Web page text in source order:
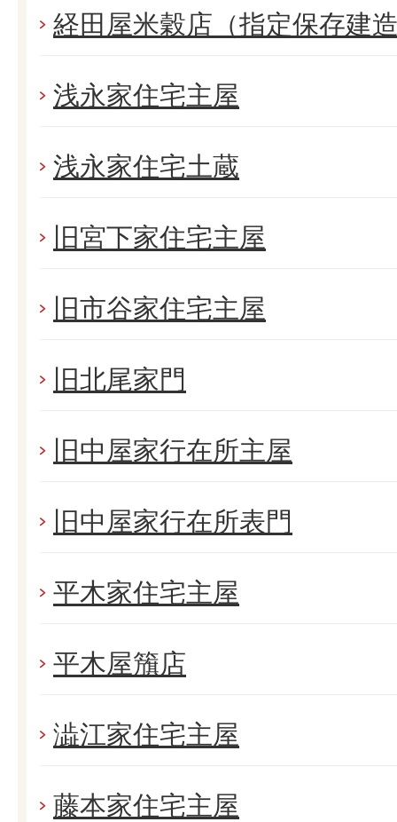
経田屋米穀店（指定保存建
浅永家住宅主屋
浅永家住宅土蔵
旧宮下家住宅主屋
旧市谷家住宅主屋
旧北尾家門
旧中屋家行在所主屋
旧中屋家行在所表門
平木家住宅主屋
平木屋籏店
澁江家住宅主屋
藤本家住宅主屋